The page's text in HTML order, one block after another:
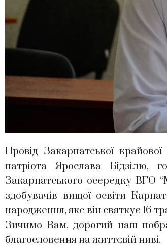
Провід Закарпатської
патріота Ярослава Бідзілю,
Закарпатського осередку ВГО
здобувачів вищої освіти
народження, яке він святкує 16
Зичимо Вам, дорогий наш
благословення на життєвій ниві.